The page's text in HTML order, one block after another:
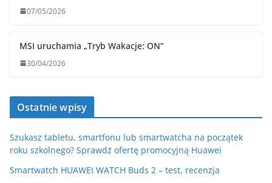
07/05/2026
MSI uruchamia „Tryb Wakacje: ON”
30/04/2026
Ostatnie wpisy
Szukasz tabletu, smartfonu lub smartwatcha na początek
roku szkolnego? Sprawdź ofertę promocyjną Huawei
Smartwatch HUAWEI WATCH Buds 2 – test, recenzja